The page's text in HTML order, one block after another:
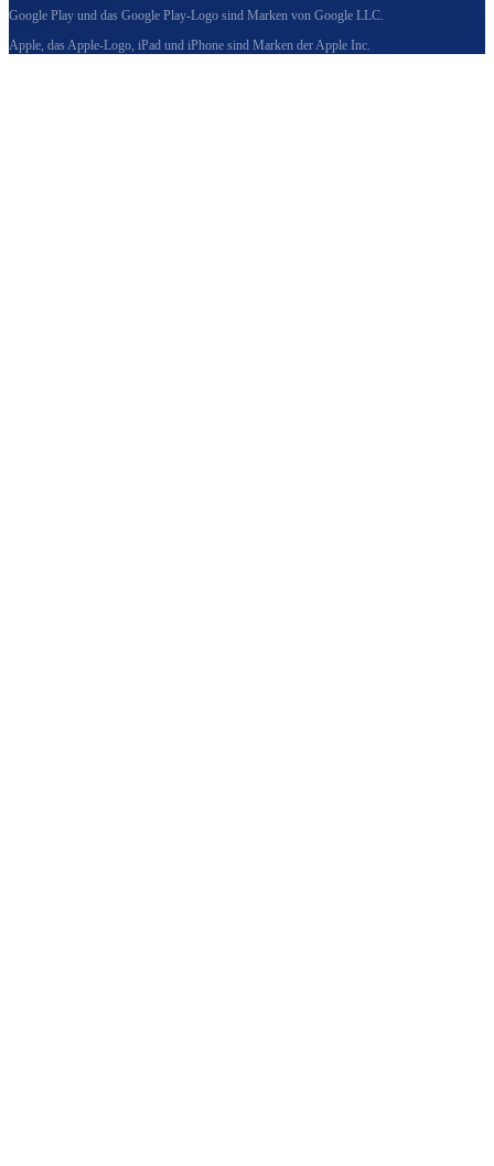
Google Play und das Google Play-Logo sind Marken von Google LLC.
Apple, das Apple-Logo, iPad und iPhone sind Marken der Apple Inc.